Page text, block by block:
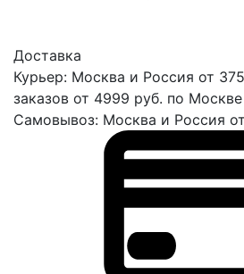
Доставка
Курьер: Москва и Россия от
заказов от 4999 руб. по
Самовывоз: Москва и Россия